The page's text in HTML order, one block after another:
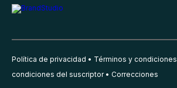
Política de privacidad Términos y condiciones
condiciones del suscriptor
Correcciones